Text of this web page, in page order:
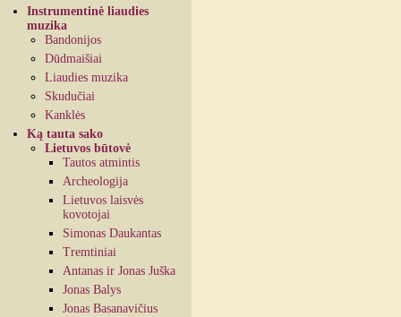
Instrumentinė liaudies
muzika
Bandonijos
Dūdmaišiai
Liaudies muzika
Skudučiai
Kanklės
Ką tauta sako
Lietuvos būtovė
Tautos atmintis
Archeologija
Lietuvos laisvės
kovotojai
Simonas Daukantas
Tremtiniai
Antanas ir Jonas Juška
Jonas Balys
Jonas Basanavičius